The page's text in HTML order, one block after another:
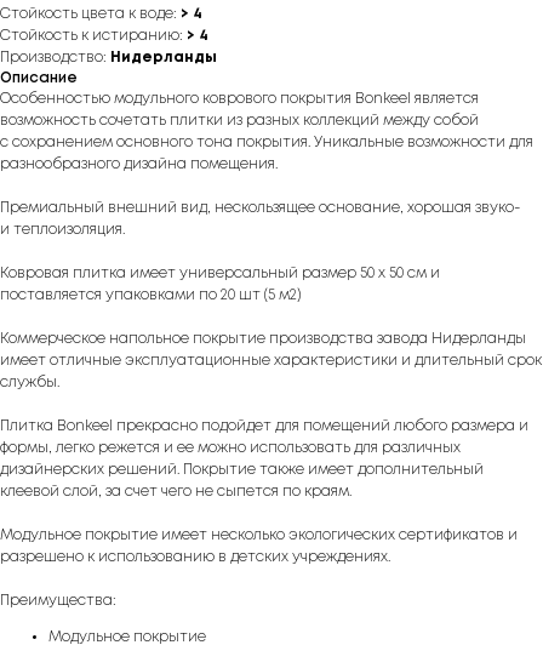
Стойкость цвета к воде: > 4
Стойкость к истиранию: > 4
Производство: Нидерланды
Описание
Особенностью модульного коврового покрытия Bonkeel является
возможность сочетать плитки из разных коллекций между собой
с сохранением основного тона покрытия. Уникальные возможности для
разнообразного дизайна помещения.
Премиальный внешний вид, нескользящее основание, хорошая звуко-
и теплоизоляция.
Ковровая плитка имеет универсальный размер 50 х 50 см и
поставляется упаковками по 20 шт (5 м2)
Коммерческое напольное покрытие производства завода Нидерланды
имеет отличные эксплуатационные характеристики и длительный срок
службы.
Плитка Bonkeel прекрасно подойдет для помещений любого размера и
формы, легко режется и ее можно использовать для различных
дизайнерских решений. Покрытие также имеет дополнительный
клеевой слой, за счет чего не сыпется по краям.
Модульное покрытие имеет несколько экологических сертификатов и
разрешено к использованию в детских учреждениях.
Преимущества:
Модульное покрытие